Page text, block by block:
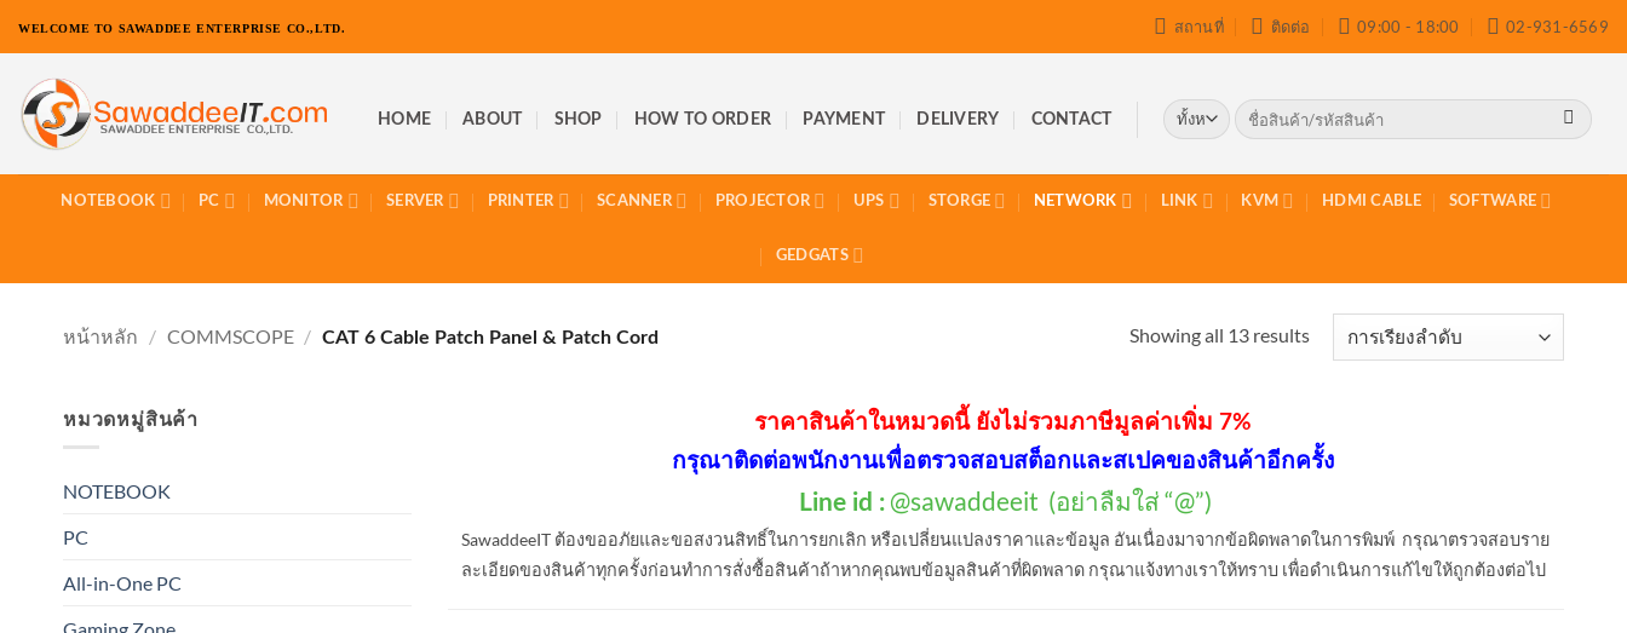
เนื้อหา
WELCOME TO SAWADDEE ENTERPRISE CO.,LTD. สถานที่ ติดต่อ 09:00 - 18:00 02-931-6569
HOME ABOUT SHOP HOW TO ORDER PAYMENT DELIVERY CONTACT
ค้นหา:
NOTEBOOK PC MONITOR SERVER PRINTER SCANNER PROJECTOR UPS STORGE NETWORK LINK KVM HDMI CABLE SOFTWARE
GEDGATS
หน้าหลัก / COMMSCOPE / CAT 6 Cable Patch Panel & Patch Cord Showing all 13 results
หมวดหมู่สินค้า
NOTEBOOK
PC
All-in-One PC
ราคาสินค้าในหมวดนี้ ยังไม่รวมภาษีมูลค่าเพิ่ม 7%
กรุณาติดต่อพนักงานเพื่อตรวจสอบสต็อกและสเปคของสินค้าอีกครั้ง
Line id : @sawaddeeit (อย่าลืมใส่ “@”)
SawaddeeIT ต้องขออภัยและขอสงวนสิทธิ์ในการยกเลิก หรือเปลี่ยนแปลงราคาและข้อมูล อันเนื่องมาจากข้อผิดพลาดในการพิมพ์ กรุณาตรวจสอบราย
ละเอียดของสินค้าทุกครั้งก่อนทำการสั่งซื้อสินค้าถ้าหากคุณพบข้อมูลสินค้าที่ผิดพลาด กรุณาแจ้งทางเราให้ทราบ เพื่อดำเนินการแก้ไขให้ถูกต้องต่อไป